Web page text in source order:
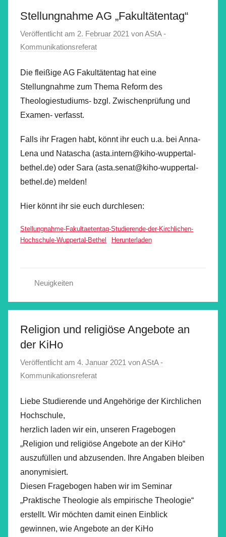
Stellungnahme AG „Fakultätentag“
Veröffentlicht am 2. Februar 2021 vonAStA -
Kommunikationsreferat
Die fleißige AG Fakultätentag hat eine
Stellungnahme zum Thema Reform des
Theologiestudiums- bzgl. Zwischenprüfung und
Examen- verfasst.
Falls ihr Fragen habt, könnt ihr euch u.a. bei Anna-
Lena und Natascha (asta.intern@kiho-wuppertal-
bethel.de) oder Sara (asta.senat@kiho-wuppertal-
bethel.de) melden!
Hier könnt ihr sie euch durchlesen:
Stellungnahme-Fakultaetentag-Studierende-der-Kirchlichen-
Hochschule-Wuppertal-Bethel
Herunterladen
Neuigkeiten
Religion und religiöse Angebote an
der KiHo
Veröffentlicht am 4. Januar 2021 vonAStA -
Kommunikationsreferat
Liebe Studierende und Angehörige der Kirchlichen
Hochschule,
herzlich laden wir ein, unseren Fragebogen
„Religion und religiöse Angebote an der KiHo“
auszufüllen und abzusenden. Ihre Angaben bleiben
anonymisiert.
Diesen Fragebogen haben wir im Seminar
„Praktische Theologie als empirische Theologie“
erstellt. Wir möchten damit einen Einblick
gewinnen, wie Angebote an der KiHo